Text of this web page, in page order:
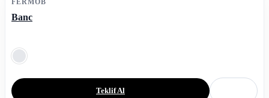
FERMOB
Banc
Teklif Al